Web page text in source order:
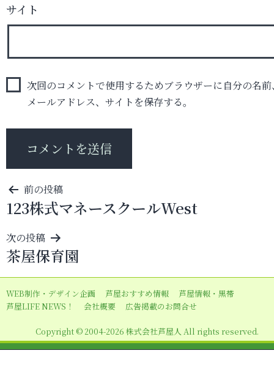
サイト
次回のコメントで使用するためブラウザーに自分の名前
メールアドレス、サイトを保存する。
投
稿
ナ
ビ
ゲ
ー
シ
ン
前の投稿
123株式マネースクールWest
次の投稿
茶屋保育園
WEB制作・デザイン企画 芦屋おすすめ情報
芦屋情報・黒帯
芦屋LIFE NEWS！
会社概要 広告掲載のお問合せ
Copyright © 2004-2026 株式会社芦屋人 All rights reserved.